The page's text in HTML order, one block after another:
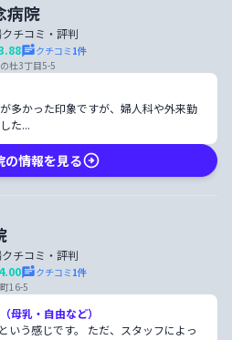
病院
チコミ・評判
クチコミ 1件
杜3丁目5-5
多かった印象ですが、婦人科や外来勤
た...
の情報を見る
チコミ・評判
4.00
クチコミ 1件
16-5
母乳・自由など）
いう感じです。 ただ、スタッフによっ